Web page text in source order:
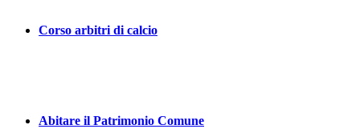
Corso arbitri di calcio
Abitare il Patrimonio Comune